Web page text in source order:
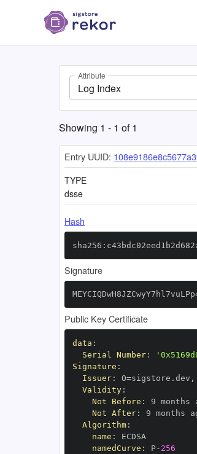
Attribute
Log Index
Showing 1 - 1 of1
Entry UUID:
TYPE
dsse
Hash
Signature
Public Key Certificate
data :
Serial Number:
Signature :
Issuer: O=sigstore.dev ,
Validity:
Not Before : 9 months
Not After: 9 months
Algorithm:
name :
namedCurve : P- 256